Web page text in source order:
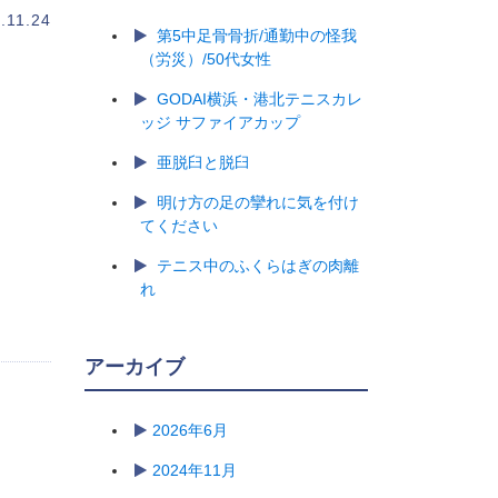
第5中足骨骨折/通勤中の怪我
（労災）/50代女性
GODAI横浜・港北テニスカレ
ッジ サファイアカップ
亜脱臼と脱臼
明け方の足の攣れに気を付け
てください
テニス中のふくらはぎの肉離
れ
アーカイブ
2026年6月
2024年11月